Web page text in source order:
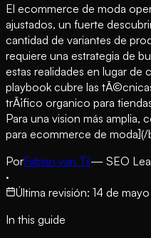
El ecommerce de moda
ajustados, un fuerte
cantidad de variantes de
requiere una estrategia de
estas realidades en lugar de
playbook cubre las
trÃ¡fico organico para
Para una vision más amplia,
para ecommerce de
PorFabian van Til— SEO
·
Última revisión: 14 de
In this guide